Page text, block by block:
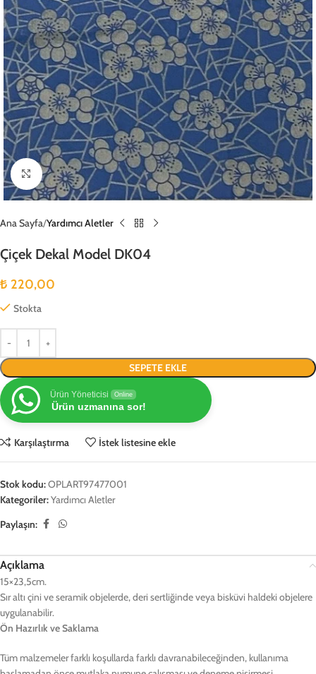
Büyütmek için tıklayın
Ana Sayfa Yardımcı Aletler
Çiçek Dekal Model DK04
₺ 220,00
Stokta
SEPETE EKLE
Ürün Yöneticisi Online
Ürün uzmanına sor!
Karşılaştırma İstek listesine ekle
Stok kodu:OPLART97477001
Kategoriler:Yardımcı Aletler
Paylaşın:
Açıklama
15×23,5cm.
Sır altı çini ve seramik objelerde, deri sertliğinde veya bisküvi haldeki objelere
uygulanabilir.
Ön Hazırlık ve Saklama
Tüm malzemeler farklı koşullarda farklı davranabileceğinden, kullanıma